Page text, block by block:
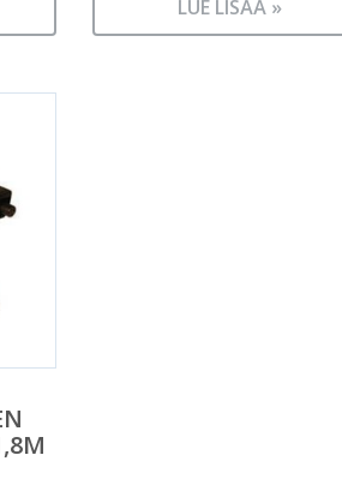
LUE LISÄÄ »